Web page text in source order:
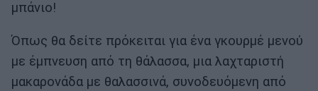
μπάνιο!
Όπως θα δείτε πρόκειται για ένα γκουρμέ μενού
με έμπνευση από τη θάλασσα, μια λαχταριστή
μακαρονάδα με θαλασσινά, συνοδευόμενη από